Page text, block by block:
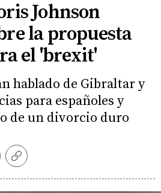
Johnson
la propuesta
el 'brexit'
hablado de Gibraltar y
para españoles y
de un divorcio duro
Copiar